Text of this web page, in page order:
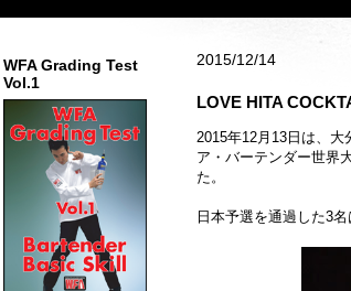
2015/12/14
LOVE HITA
2015年12月13日は、
ア・バーテンダー世界
た。
日本予選を通過した3名
WFA Grading Test
Vol.1